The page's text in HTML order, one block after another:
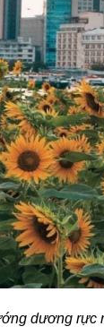
dương rực